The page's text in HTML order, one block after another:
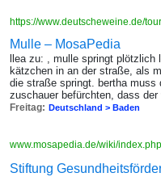
https://www.deutscheweine.de/
Mulle – MosaPedia
llea zu: , mulle springt
kätzchen in an der straße, als
die straße springt. bertha muss
zuschauer befürchten, dass
Freitag: Deutschland > Baden
www.mosapedia.de/wiki/
Stiftung